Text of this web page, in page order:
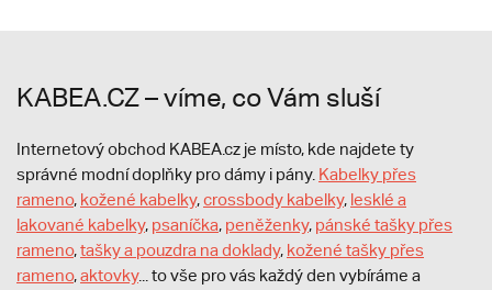
KABEA.CZ – víme, co Vám sluší
Internetový obchod KABEA.cz je místo, kde najdete ty
správné modní doplňky pro dámy i pány. Kabelky přes
rameno, kožené kabelky,crossbody kabelky, lesklé a
lakované kabelky, psaníčka, peněženky, pánské tašky přes
rameno,tašky a pouzdra na doklady, kožené tašky přes
rameno,aktovky... to vše pro vás každý den vybíráme a